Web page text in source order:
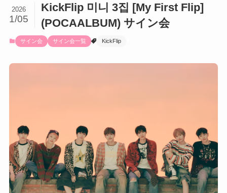
KickFlip 미니 3집 [My First Flip]
(POCAALBUM) サイン会
2026
1/05
サイン会 サイン会一覧 KickFlip